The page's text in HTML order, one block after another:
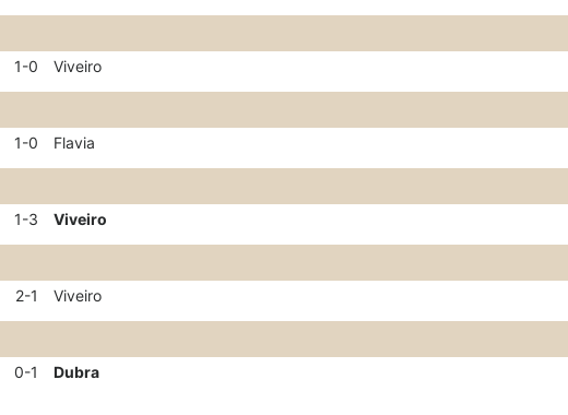
1-0 Viveiro
1-0 Flavia
1-3 Viveiro
2-1 Viveiro
0-1 Dubra